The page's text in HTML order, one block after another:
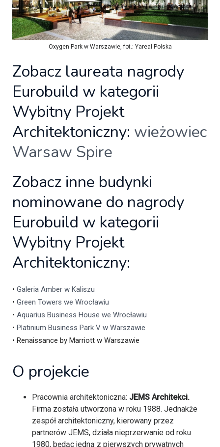
Oxygen Park w Warszawie, fot.: Yareal Polska
Zobacz laureata nagrody
Eurobuild w kategorii
Wybitny Projekt
Architektoniczny: wieżowiec
Warsaw Spire
Zobacz inne budynki
nominowane do nagrody
Eurobuild w kategorii
Wybitny Projekt
Architektoniczny:
• Galeria Amber w Kaliszu
• Green Towers we Wrocławiu
• Aquarius Business House we Wrocławiu
• Platinium Business Park V w Warszawie
• Renaissance by Marriott w Warszawie
O projekcie
Pracownia architektoniczna: JEMS Architekci.
Firma została utworzona w roku 1988. Jednakże
zespół architektoniczny, kierowany przez
partnerów JEMS, działa nieprzerwanie od roku
1980, będąc jedną z pierwszych prywatnych